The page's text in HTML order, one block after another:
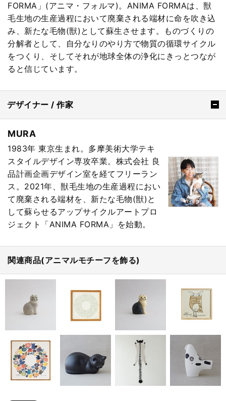
FORMA」(アニマ・フォルマ)。ANIMA FORMAは、獣
毛生地の生産過程において廃棄される端材に命を吹き込
み、新たな毛物(獣)として蘇生させます。ものづくりの
分解者として、自分なりのやり方で物質の循環サイクル
をつくり、そしてそれが地球全体の浄化にきっとつなが
ると信じています。
デザイナー / 作家
MURA
1983年 東京生まれ。多摩美術大学テキ
スタイルデザイン専攻卒業。株式会社 良
品計画企画デザイン室を経てフリーラン
ス。2021年、獣毛生地の生産過程におい
て廃棄される端材を、新たな毛物(獣)と
して蘇らせるアップサイクルアートプロ
ジェクト「ANIMA FORMA」を始動。
関連商品(アニマルモチーフを飾る)